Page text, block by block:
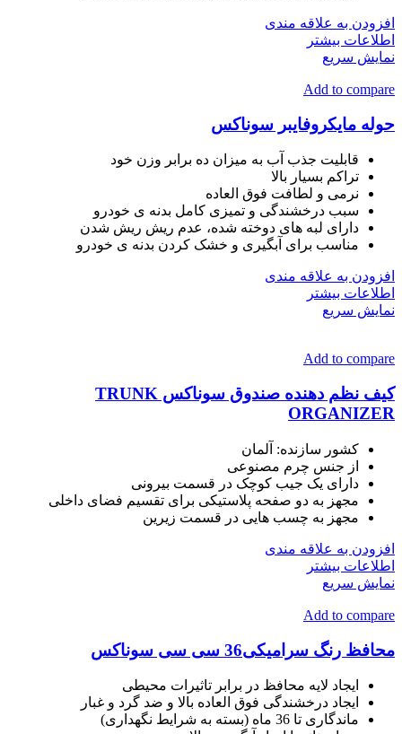
افزودن به علاقه مندی
اطلاعات بیشتر
نمایش سریع
Add to compare
حوله مایکروفایبر سوناکس
قابلیت جذب آب به میزان ده برابر وزن خود
تراکم بسیار بالا
نرمی و لطافت فوق العاده
سبب درخشندگی و تمیزی کامل بدنه ی خودرو
دارای لبه های دوخته شده، عدم ریش ریش شدن
مناسب برای آبگیری و خشک کردن بدنه ی خودرو
افزودن به علاقه مندی
اطلاعات بیشتر
نمایش سریع
Add to compare
کیف نظم دهنده صندوق سوناکس TRUNK
ORGANIZER
کشور سازنده: آلمان
از جنس چرم مصنوعی
دارای یک جیب کوچک در قسمت بیرونی
مجهز به دو صفحه پلاستیکی برای تقسیم فضای داخلی
مجهز به چسب هایی در قسمت زیرین
افزودن به علاقه مندی
اطلاعات بیشتر
نمایش سریع
Add to compare
محافظ رنگ سرامیکی36 سی سی سوناکس
ایجاد لایه محافظ در برابر تاثیرات محیطی
ایجاد درخشندگی فوق العاده بالا و ضد گرد و غبار
ماندگاری تا 36 ماه (بسته به شرایط نگهداری)